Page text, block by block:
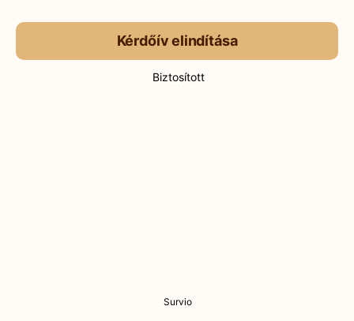
Kérdőív elindítása
Biztosított
Survio